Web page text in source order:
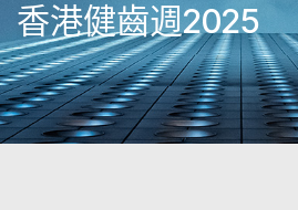
香港健齒週2025